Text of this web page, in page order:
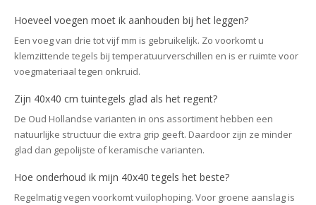
Hoeveel voegen moet ik aanhouden bij het leggen?
Een voeg van drie tot vijf mm is gebruikelijk. Zo voorkomt u
klemzittende tegels bij temperatuurverschillen en is er ruimte voor
voegmateriaal tegen onkruid.
Zijn 40x40 cm tuintegels glad als het regent?
De Oud Hollandse varianten in ons assortiment hebben een
natuurlijke structuur die extra grip geeft. Daardoor zijn ze minder
glad dan gepolijste of keramische varianten.
Hoe onderhoud ik mijn 40x40 tegels het beste?
Regelmatig vegen voorkomt vuilophoping. Voor groene aanslag is